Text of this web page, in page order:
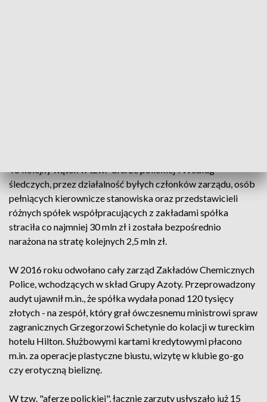
To kolejny wątek w tzw. "aferze polickiej". Według
śledczych, przez działalność byłych członków zarządu, osób
pełniących kierownicze stanowiska oraz przedstawicieli
różnych spółek współpracujących z zakładami spółka
straciła co najmniej 30 mln zł i została bezpośrednio
narażona na stratę kolejnych 2,5 mln zł.
W 2016 roku odwołano cały zarząd Zakładów Chemicznych
Police, wchodzących w skład Grupy Azoty. Przeprowadzony
audyt ujawnił m.in., że spółka wydała ponad 120 tysięcy
złotych - na zespół, który grał ówczesnemu ministrowi spraw
zagranicznych Grzegorzowi Schetynie do kolacji w tureckim
hotelu Hilton. Służbowymi kartami kredytowymi płacono
m.in. za operacje plastyczne biustu, wizytę w klubie go-go
czy erotyczną bieliznę.
W tzw. "aferze polickiej", łącznie zarzuty usłyszało już 15